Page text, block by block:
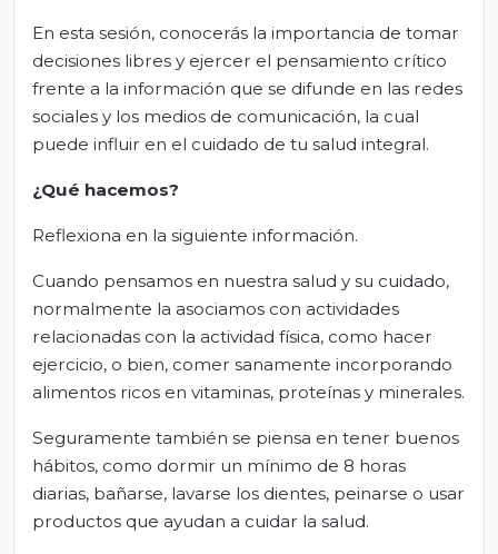
En esta sesión, conocerás la importancia de tomar
decisiones libres y ejercer el pensamiento crítico
frente a la información que se difunde en las redes
sociales y los medios de comunicación, la cual
puede influir en el cuidado de tu salud integral.
¿Qué hacemos?
Reflexiona en la siguiente información.
Cuando pensamos en nuestra salud y su cuidado,
normalmente la asociamos con actividades
relacionadas con la actividad física, como hacer
ejercicio, o bien, comer sanamente incorporando
alimentos ricos en vitaminas, proteínas y minerales.
Seguramente también se piensa en tener buenos
hábitos, como dormir un mínimo de 8 horas
diarias, bañarse, lavarse los dientes, peinarse o usar
productos que ayudan a cuidar la salud.